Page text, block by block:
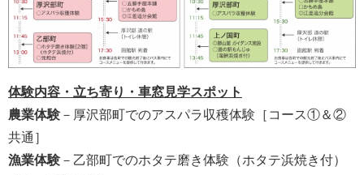
体験内容・立ち寄り・車窓見学スポット
農業体験 －厚沢部町でのアスパラ収穫体験［コース①＆②
共通］
漁業体験 －乙部町でのホタテ磨き体験（ホタテ浜焼き付）